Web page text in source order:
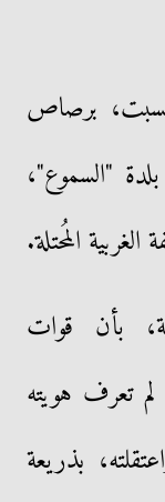
برصاص
"السموع"،
المُحتلة.
بأن قوات
تعرف هويته
بذريعة